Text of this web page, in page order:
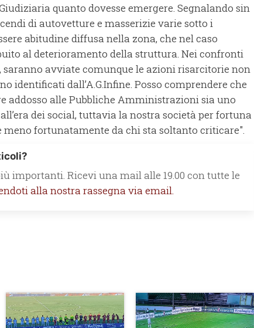
quanto dovesse emergere. Segnalando sin
di autovetture e masserizie varie sotto i
abitudine diffusa nella zona, che nel caso
al deterioramento della struttura. Nei confronti
saranno avviate comunque le azioni risarcitorie non
identificati dall’A.G.Infine. Posso comprendere che
addosso alle Pubbliche Amministrazioni sia uno
dei social, tuttavia la nostra società per fortuna
meno fortunatamente da chi sta soltanto criticare".
importanti. Ricevi una mail alle 19.00 con tutte le
alla nostra rassegna via email.